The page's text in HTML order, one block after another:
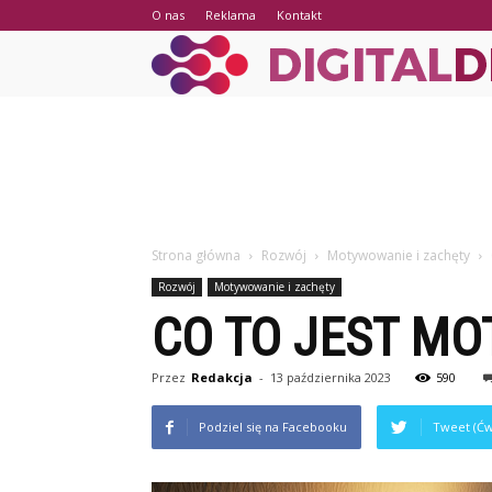
O nas Reklama Kontakt
Strona główna Rozwój Motywowanie i zachęty
Rozwój Motywowanie i zachęty
CO TO JEST
Przez Redakcja - 13 października 2023 590
Podziel się na Facebooku Tweet